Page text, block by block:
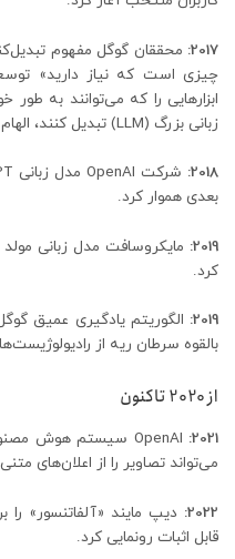
2017: محققان گوگل مفهوم
چیزی است که نیاز دارید»
ابزارهایی را که می‌توانند به
زبانی بزرگ (LLM) تبدیل کنند، الهام بخشید.
2018:
بعدی هموار کرد.
2019:
کرد.
2019:
بالقوه سرطان ریه از
از 2020 تاکنون
2021:
می‌تواند تصاویر را از اعلان‌های
2022: دیپ مایند «آلفاتنسور»
قابل اثبات رونمایی کرد.